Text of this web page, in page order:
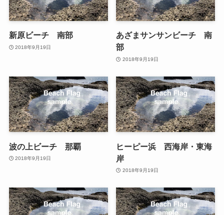
新原ビーチ 南部
2018年9月19日
あざまサンサンビーチ 南
部
2018年9月19日
波の上ビーチ 那覇
2018年9月19日
ヒーピー浜 西海岸・東海
岸
2018年9月19日